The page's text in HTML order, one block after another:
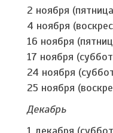
2 ноября
4 ноября
16 ноября
17 ноября
24 ноября
25 ноября
Декабрь
1 декабря